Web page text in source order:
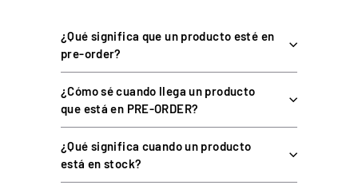
asiento
Anilla elástica para colgar guantes u otros accesorios
Gráficos sublimados y corte jogger ergonómico
ESPECIFICACIONES TÉCNICAS
¿Qué significa que un producto esté en
pre-order?
¿Cómo sé cuando llega un producto
que está en PRE-ORDER?
¿Qué significa cuando un producto
está en stock?